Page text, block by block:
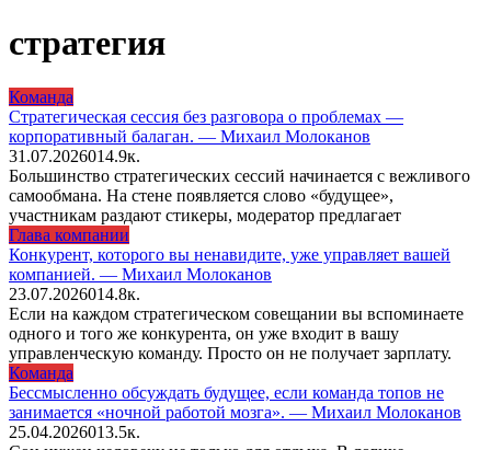
стратегия
Команда
Стратегическая сессия без разговора о проблемах —
корпоративный балаган. — Михаил Молоканов
31.07.2026014.9к.
Большинство стратегических сессий начинается с вежливого
самообмана. На стене появляется слово «будущее»,
участникам раздают стикеры, модератор предлагает
Глава компании
Конкурент, которого вы ненавидите, уже управляет вашей
компанией. — Михаил Молоканов
23.07.2026014.8к.
Если на каждом стратегическом совещании вы вспоминаете
одного и того же конкурента, он уже входит в вашу
управленческую команду. Просто он не получает зарплату.
Команда
Бессмысленно обсуждать будущее, если команда топов не
занимается «ночной работой мозга». — Михаил Молоканов
25.04.2026013.5к.